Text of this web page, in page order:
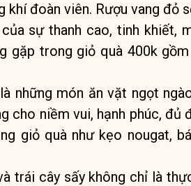
đoàn viên. Rượu vang đỏ
sự thanh cao, tinh khiết,
gặp trong giỏ quà 400k
những món ăn vặt ngọt
cho niềm vui, hạnh phúc, đủ
giỏ quà như kẹo nougat,
trái cây sấy không chỉ là